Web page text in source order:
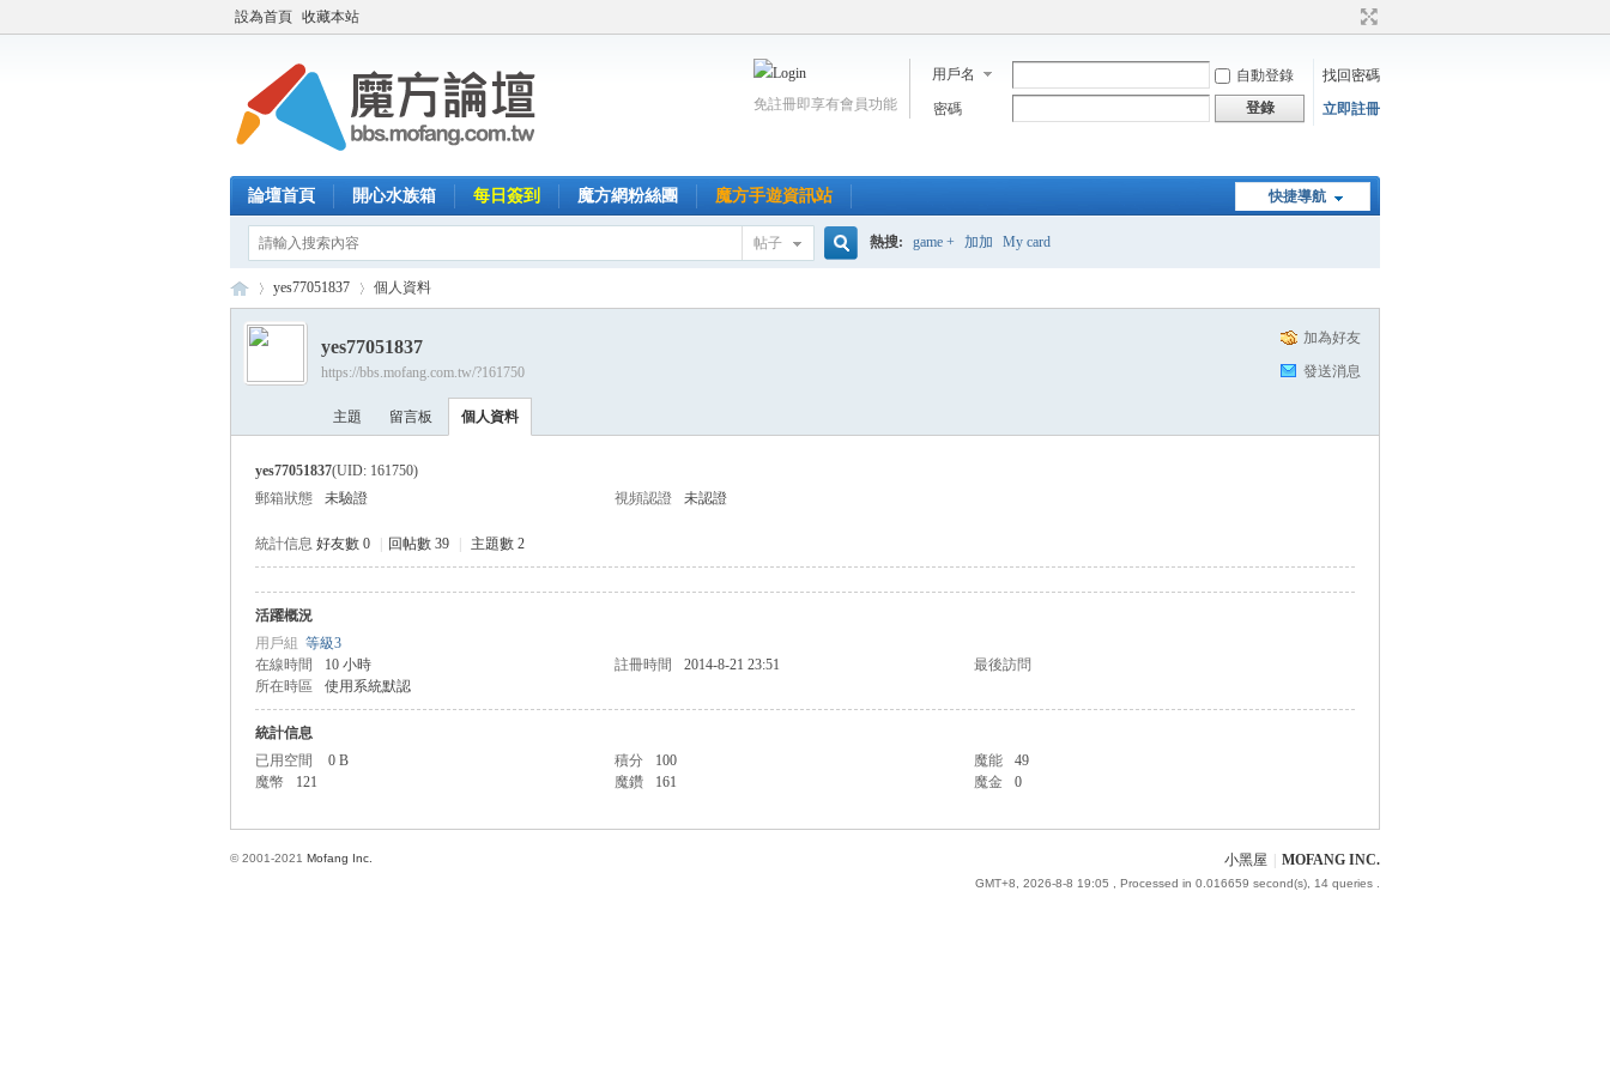
設為首頁 收藏本站
用戶名 自動登錄
找回密碼
密碼
登錄 立即註冊
免註冊即享有會員功能
快捷導航
論壇首頁 開心水族箱 每日簽到 魔方網粉絲團 魔方手遊資訊站
帖子 熱搜: game + 加加 My card
›
yes77051837 個人資料
加為好友
發送消息
yes77051837
https://bbs.mofang.com.tw/?161750
主題 留言板 個人資料
yes77051837(UID: 161750)
郵箱狀態
未驗證 視頻認證 未認證
統計信息 好友數 0 回帖數 39 主題數 2
活躍概況
用戶組 等級3
在線時間
10 小時 註冊時間 2014-8-21 23:51
最後訪問
所在時區
使用系統默認
統計信息
已用空間
0 B 積分 100 魔能
49
魔幣
121 魔鑽 161 魔金 0
小黑屋 MOFANG INC.
GMT+8, 2026-8-8 19:05 , Processed in 0.016659 second(s), 14 queries .
© 2001-2021 Mofang Inc.